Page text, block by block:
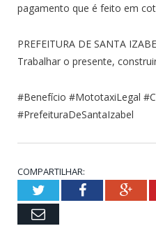
pagamento que é feito em
PREFEITURA DE SANTA
Trabalhar o presente,
#Benefício #MototaxiLegal
#PrefeituraDeSantaIzabel
COMPARTILHAR:
TwitterFacebook
Email